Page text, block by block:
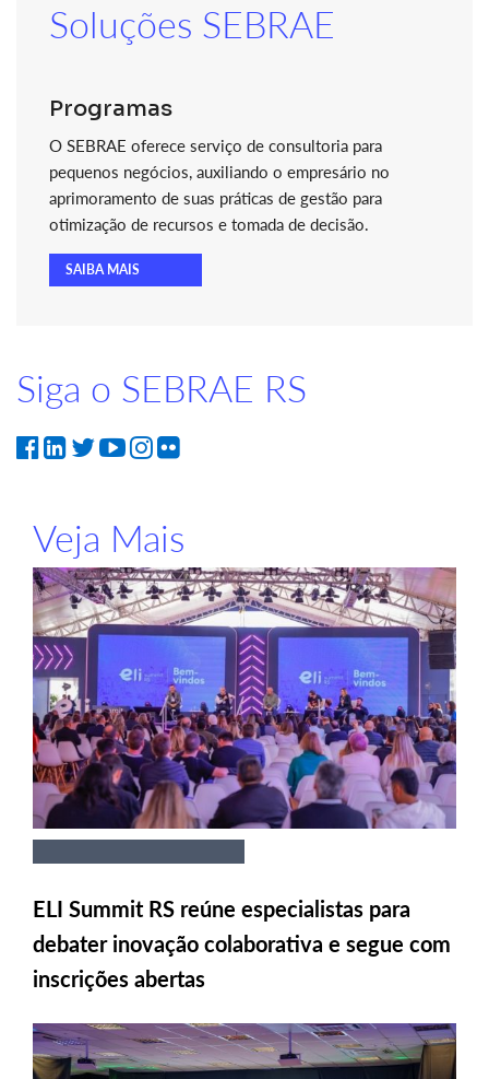
Soluções SEBRAE
Programas
O SEBRAE oferece serviço de consultoria para
pequenos negócios, auxiliando o empresário no
aprimoramento de suas práticas de gestão para
otimização de recursos e tomada de decisão.
SAIBA MAIS
Siga o SEBRAE RS
Veja Mais
ELI Summit RS reúne especialistas para
debater inovação colaborativa e segue com
inscrições abertas